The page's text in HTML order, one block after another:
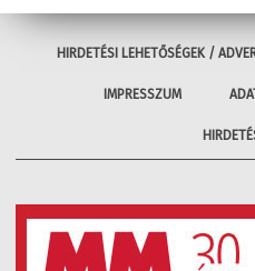
HIRDETÉSI LEHETŐSÉGEK /
IMPRESSZUM